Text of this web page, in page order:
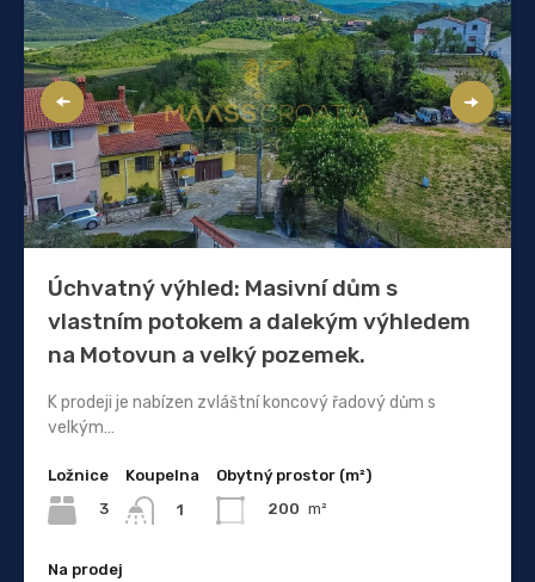
Úchvatný výhled: Masivní dům s
vlastním potokem a dalekým výhledem
na Motovun a velký pozemek.
K prodeji je nabízen zvláštní koncový řadový dům s
velkým…
Ložnice
3
Koupelna
1
Obytný prostor (m²)
200 m²
Na prodej